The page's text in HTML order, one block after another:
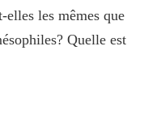
elles les mêmes que
Quelle est